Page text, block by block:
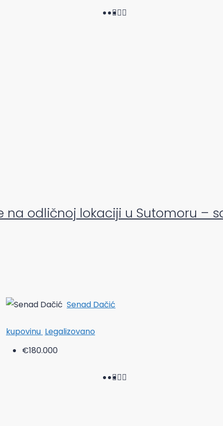
odličnoj lokaciji u Sutomoru –
Senad Dačić
kupovinu Legalizovano
€180.000